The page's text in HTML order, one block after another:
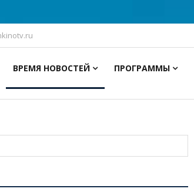
ВРЕМЯ НОВОСТЕЙ ПРОГРАММЫ